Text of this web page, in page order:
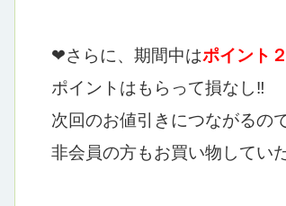
❤さらに、期間中はポイント
ポイントはもらって損なし‼
次回のお値引きにつながるの
非会員の方もお買い物してい